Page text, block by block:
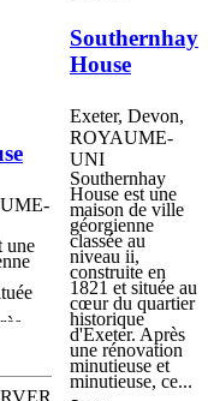
du
du
une
et
en
Southernhay
House
Exeter, Devon,
ROYAUME-
UNI
Southernhay
House est une
maison de ville
géorgienne
classée au
niveau ii,
construite en
1821 et située au
cœur du quartier
historique
d'Exeter. Après
une rénovation
minutieuse et
minutieuse, ce...